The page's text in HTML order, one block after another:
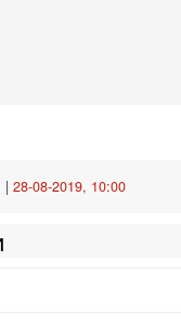
| 28-08-2019, 10:00